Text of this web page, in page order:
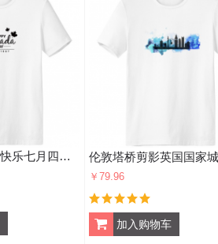
加拿大枫叶节日快乐七月四号标语 男女白色短袖t恤创意纪念衫个性t恤衫礼物
￥79.96